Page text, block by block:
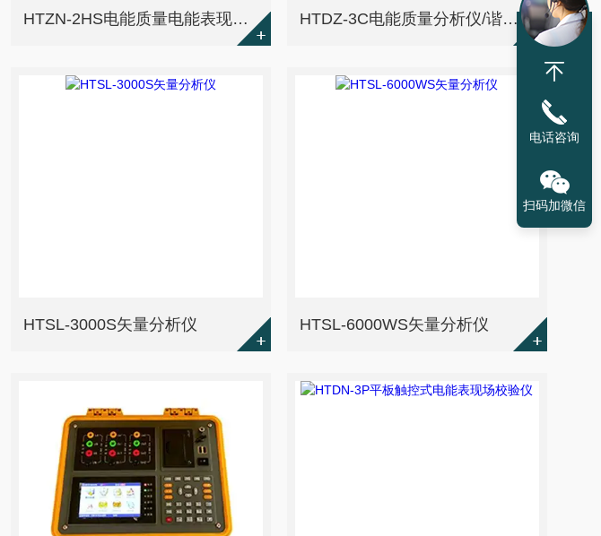
HTZN-2HS电能质量电能表现场校验仪二合一 HTDZ-3C电能质量分析仪/谐波测试仪
HTSL-3000S矢量分析仪 HTSL-6000WS矢量分析仪
电话咨询
扫码加微信